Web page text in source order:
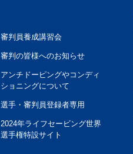
審判員養成講習会
審判の皆様へのお知らせ
アンチドーピングやコンディ
ショニングについて
選手・審判員登録者専用
2024年ライフセービング世界
選手権特設サイト